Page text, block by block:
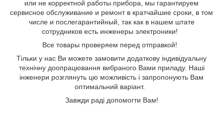
или не корректной работы прибора, мы гарантируем
сервисное обслуживание и ремонт в кратчайшие сроки, в том
числе и послегарантийный, так как в нашем штате
сотрудников есть инженеры электроники!
Все товары проверяем перед отправкой!
Тільки у нас Ви можете замовити додаткову індивідуальну
технічну доопрацювання вибраного Вами приладу. Наші
інженери розглянуть цю можливість і запропонують Вам
оптимальний варіант.
Завжди раді допомогти Вам!